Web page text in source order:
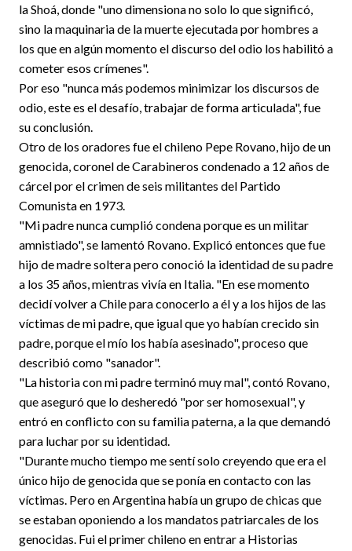
la Shoá, donde "uno dimensiona no solo lo que significó,
sino la maquinaria de la muerte ejecutada por hombres a
los que en algún momento el discurso del odio los habilitó a
cometer esos crímenes".
Por eso "nunca más podemos minimizar los discursos de
odio, este es el desafío, trabajar de forma articulada", fue
su conclusión.
Otro de los oradores fue el chileno Pepe Rovano, hijo de un
genocida, coronel de Carabineros condenado a 12 años de
cárcel por el crimen de seis militantes del Partido
Comunista en 1973.
"Mi padre nunca cumplió condena porque es un militar
amnistiado", se lamentó Rovano. Explicó entonces que fue
hijo de madre soltera pero conoció la identidad de su padre
a los 35 años, mientras vivía en Italia. "En ese momento
decidí volver a Chile para conocerlo a él y a los hijos de las
víctimas de mi padre, que igual que yo habían crecido sin
padre, porque el mío los había asesinado", proceso que
describió como "sanador".
"La historia con mi padre terminó muy mal", contó Rovano,
que aseguró que lo desheredó "por ser homosexual", y
entró en conflicto con su familia paterna, a la que demandó
para luchar por su identidad.
"Durante mucho tiempo me sentí solo creyendo que era el
único hijo de genocida que se ponía en contacto con las
víctimas. Pero en Argentina había un grupo de chicas que
se estaban oponiendo a los mandatos patriarcales de los
genocidas. Fui el primer chileno en entrar a Historias